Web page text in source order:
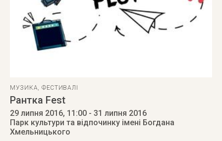
МУЗИКА, ФЕСТИВАЛІ
Рантка Fest
29 липня 2016, 11:00 - 31 липня 2016
Парк культури та відпочинку імені Богдана
Хмельницького